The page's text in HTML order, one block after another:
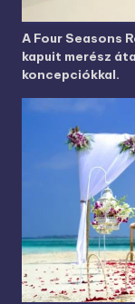
A Four Seasons
kapuit merész
koncepciókkal.